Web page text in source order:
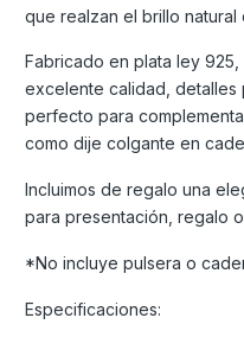
que realzan el brillo natural
Fabricado en plata ley
excelente calidad, detalles
perfecto para
como dije colgante en
Incluimos de regalo una
para presentación, regalo
*No incluye pulsera o
Especificaciones: